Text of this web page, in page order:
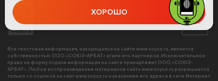
Вся текстовая информация, находящаяся на сайте www.soyuz.ru , является
собственностью ООО «СОЮЗ-АРБАТ» и/или его партнеров. Исключительное
право на форму подачи информации на сайте принадлежит ООО «СОЮЗ-
АРБАТ». Любое воспроизведение материалов сайта www.soyuz.ru разрешается
только со ссылкой на сайтwww.soyuz.ru и указанием его адреса в сети Интернет.
ХОРОШО